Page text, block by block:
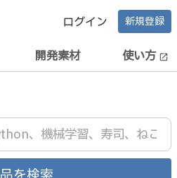
ログイン 新規登録
開発素材 使い方 open_in_new